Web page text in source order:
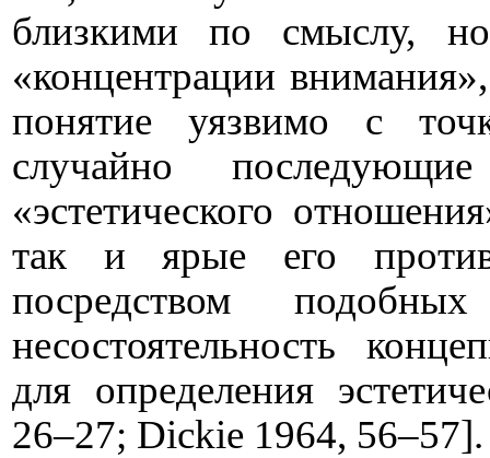
близкими по смыслу,
«концентрации
понятие уязвимо с
случайно
«эстетического
так и ярые его
посредством
несостоятельность
для определения
26–27; Dickie 1964, 56–57].